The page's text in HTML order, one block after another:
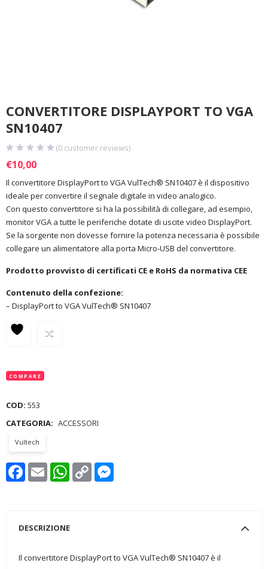
CONVERTITORE DISPLAYPORT TO VGA
SN10407
(0 customer reviews)
€10,00
Il convertitore DisplayPort to VGA VulTech® SN10407 è il dispositivo
ideale per convertire il segnale digitale in video analogico.
Con questo convertitore si ha la possibilità di collegare, ad esempio,
monitor VGA a tutte le periferiche dotate di uscite video DisplayPort.
Se la sorgente non dovesse fornire la potenza necessaria è possibile
collegare un alimentatore alla porta Micro-USB del convertitore.
Prodotto provvisto di certificati CE e RoHS da normativa CEE
Contenuto della confezione:
– DisplayPort to VGA VulTech® SN10407
COMPARE
COD: 553
CATEGORIA: ACCESSORI
Vultech
Facebook
Email WhatsApp
Copy
Link
DESCRIZIONE
Il convertitore DisplayPort to VGA VulTech® SN10407 è il